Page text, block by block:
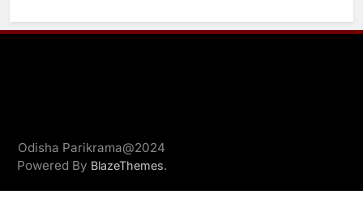
Odisha Parikrama@2024
Powered By BlazeThemes.